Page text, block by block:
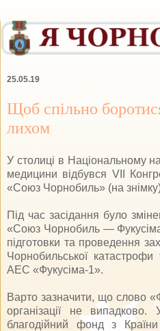
25.05.19
Щоб спільно
лихом
У столиці в Національному
медицини відбувся VII
«Союз Чорнобиль» (на
Під час засідання було
«Союз Чорнобиль —
підготовки та проведення
Чорнобильської
АЕС «Фукусіма-1».
Варто зазначити, що слово
організації не випадково.
благодійний фонд з